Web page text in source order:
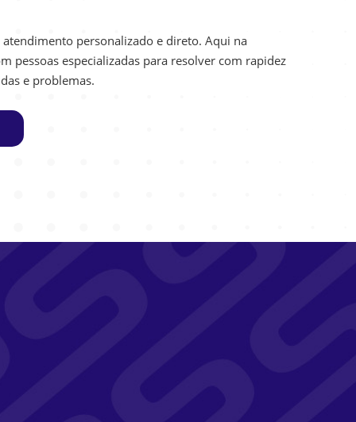
personalizado e direto. Aqui na
pessoas especializadas para resolver com rapidez
e problemas.